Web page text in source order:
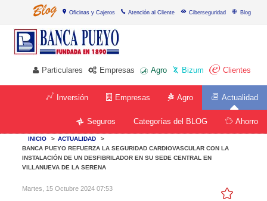
Oficinas y Cajeros Atención al Cliente Ciberseguridad Blog
Particulares Empresas Agro Bizum Clientes
Actualidad
Agro
Empresas
Inversión
Ahorro
Categorías del BLOG
Seguros
INICIO > ACTUALIDAD
>
BANCA PUEYO REFUERZA LA SEGURIDAD CARDIOVASCULAR CON LA
INSTALACIÓN DE UN DESFIBRILADOR EN SU SEDE CENTRAL EN
VILLANUEVA DE LA SERENA
Martes, 15 Octubre 2024 07:53